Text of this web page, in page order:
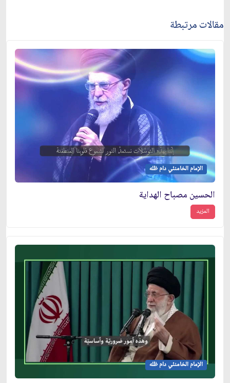
مقالات مرتبطة
الإمام الخامنئي دام ظله
الحسين مصباح الهداية
المزيد
الإمام الخامنئي دام ظله